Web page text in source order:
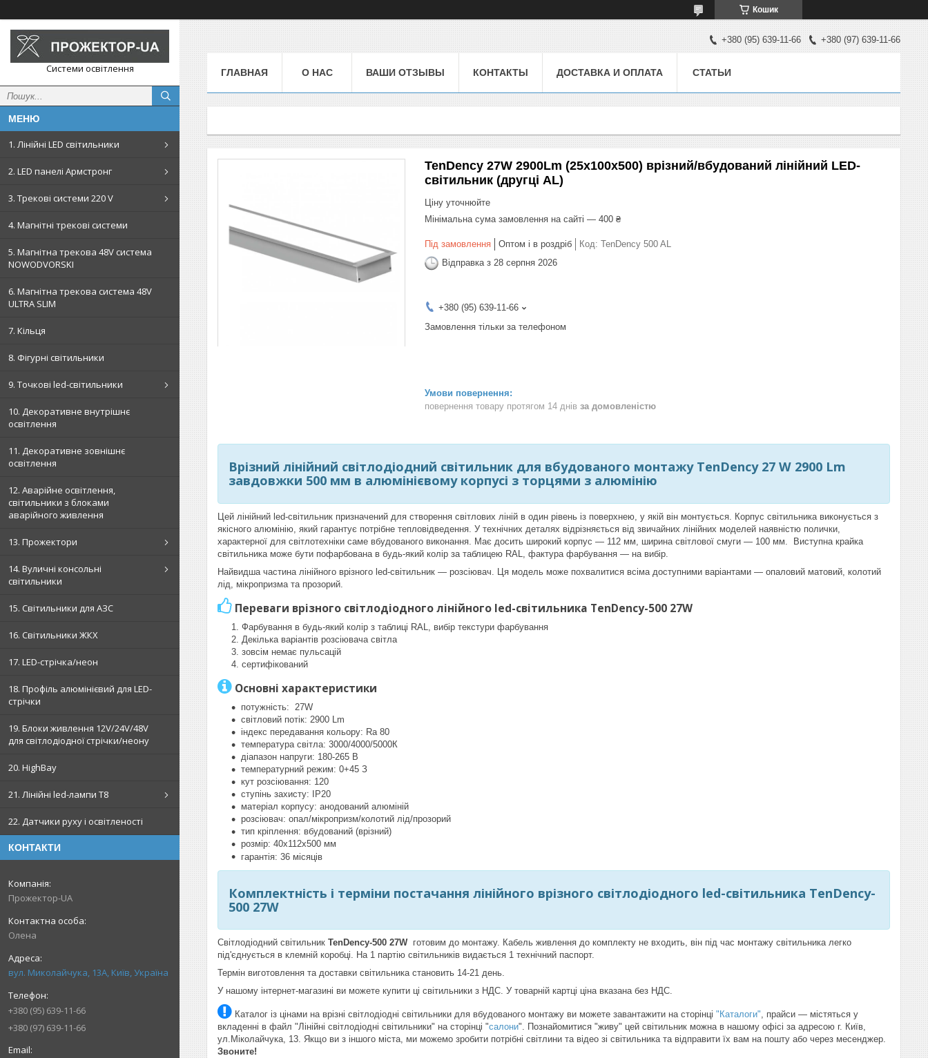
Кошик
Системи освітлення
1. Лінійні LED світильники
2. LED панелі Армстронг
3. Трекові системи 220 V
4. Магнітні трекові системи
5. Магнітна трекова 48V система
NOWODVORSKI
6. Магнітна трекова система 48V
ULTRA SLIM
7. Кільця
8. Фігурні світильники
9. Точкові led-світильники
10. Декоративне внутрішнє
освітлення
11. Декоративне зовнішнє
освітлення
12. Аварійне освітлення,
світильники з блоками
аварійного живлення
13. Прожектори
14. Вуличні консольні
світильники
15. Світильники для АЗС
16. Світильники ЖКХ
17. LED-стрічка/неон
18. Профіль алюмінієвий для LED-
стрічки
19. Блоки живлення 12V/24V/48V
для світлодіодної стрічки/неону
20. HighBay
21. Лінійні led-лампи T8
22. Датчики руху і освітленості
КОНТАКТИ
Прожектор-UA
Олена
вул. Миколайчука, 13А, Київ, Україна
+380 (95) 639-11-66
+380 (97) 639-11-66
+380 (95) 639-11-66 +380 (97) 639-11-66
ГЛАВНАЯ О НАС ВАШИ ОТЗЫВЫ КОНТАКТЫ ДОСТАВКА И ОПЛАТА СТАТЬИ
TenDency 27W 2900Lm (25х100х500) врізний/вбудований лінійний LED-
світильник (другці AL)
Ціну уточнюйте
Мінімальна сума замовлення на сайті — 400 ₴
Під замовлення Оптом і в роздріб Код: TenDency 500 AL
Відправка з 28 серпня 2026
+380 (95) 639-11-66
Замовлення тільки за телефоном
повернення товару протягом 14 днів за домовленістю
Врізний лінійний світлодіодний світильник для вбудованого монтажу TenDency 27 W 2900 Lm
завдовжки 500 мм в алюмінієвому корпусі з торцями з алюмінію
Цей лінійний led-світильник призначений для створення світлових ліній в один рівень із поверхнею, у якій він монтується. Корпус світильника виконується з
якісного алюмінію, який гарантує потрібне тепловідведення. У технічних деталях відрізняється від звичайних лінійних моделей наявністю полички,
характерної для світлотехніки саме вбудованого виконання. Має досить широкий корпус — 112 мм, ширина світлової смуги — 100 мм. Виступна крайка
світильника може бути пофарбована в будь-який колір за таблицею RAL, фактура фарбування — на вибір.
Найвидша частина лінійного врізного led-світильник — розсіювач. Ця модель може похвалитися всіма доступними варіантами — опаловий матовий, колотий
лід, мікропризма та прозорий.
Переваги врізного світлодіодного лінійного led-світильника TenDency-500 27W
Фарбування в будь-який колір з таблиці RAL, вибір текстури фарбування
Декілька варіантів розсіювача світла
зовсім немає пульсацій
сертифікований
Основні характеристики
потужність: 27W
світловий потік: 2900 Lm
індекс передавання кольору: Ra 80
температура світла: 3000/4000/5000К
діапазон напруги: 180-265 В
температурний режим: 0+45 З
кут розсіювання: 120
ступінь захисту: IP20
матеріал корпусу: анодований алюміній
розсіювач: опал/мікропризм/колотий лід/прозорий
тип кріплення: вбудований (врізний)
розмір: 40х112х500 мм
гарантія: 36 місяців
Комплектність і терміни постачання лінійного врізного світлодіодного led-світильника TenDency-
500 27W
Світлодіодний світильник TenDency-500 27W готовим до монтажу. Кабель живлення до комплекту не входить, він під час монтажу світильника легко
під'єднується в клемній коробці. На 1 партію світильників видається 1 технічний паспорт.
Термін виготовлення та доставки світильника становить 14-21 день.
У нашому інтернет-магазині ви можете купити ці світильники з НДС. У товарній картці ціна вказана без НДС.
Каталог із цінами на врізні світлодіодні світильники для вбудованого монтажу ви можете завантажити на сторінці "Каталоги", прайси — містяться у
вкладенні в файл "Лінійні світлодіодні світильники" на сторінці "салони". Познайомитися "живу" цей світильник можна в нашому офісі за адресою г. Київ,
ул.Міколайчука, 13. Якщо ви з іншого міста, ми можемо зробити потрібні світлини та відео зі світильника та відправити їх вам на пошту або через месенджер.
Звоните!